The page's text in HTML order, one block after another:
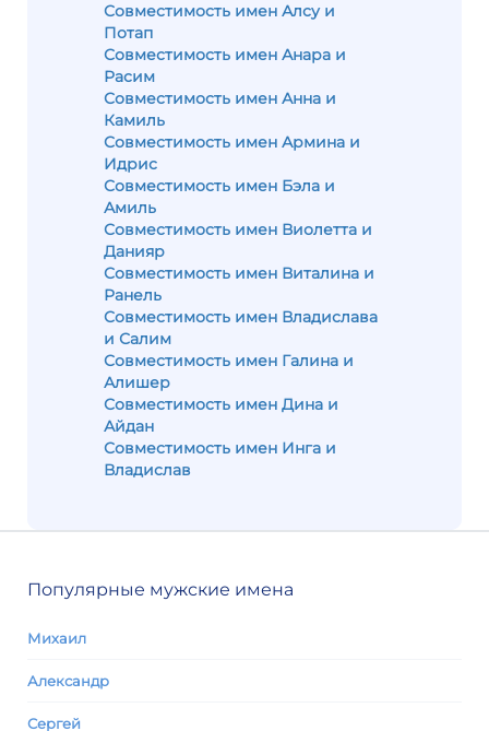
Совместимость имен Алсу и
Потап
Совместимость имен Анара и
Расим
Совместимость имен Анна и
Камиль
Совместимость имен Армина и
Идрис
Совместимость имен Бэла и
Амиль
Совместимость имен Виолетта и
Данияр
Совместимость имен Виталина и
Ранель
Совместимость имен Владислава
и Салим
Совместимость имен Галина и
Алишер
Совместимость имен Дина и
Айдан
Совместимость имен Инга и
Владислав
Популярные мужские имена
Михаил
Александр
Сергей